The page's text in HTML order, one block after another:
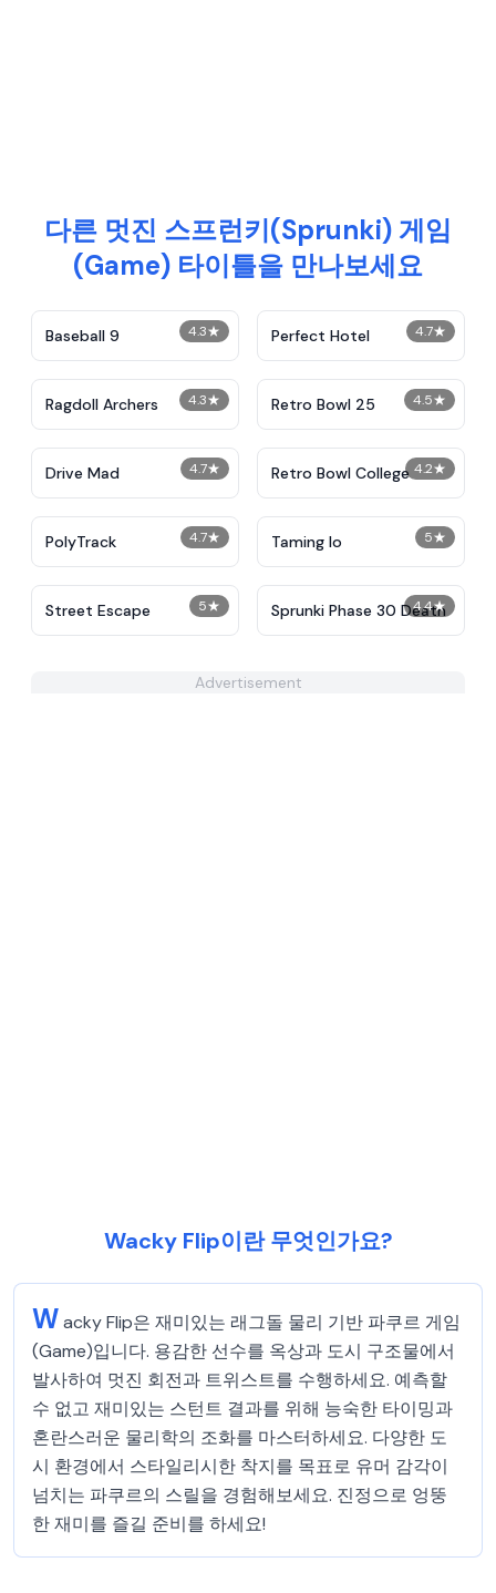
다른 멋진 스프런키(Sprunki) 게임
(Game) 타이틀을 만나보세요
4.3★
Baseball 9 4.7★
Perfect Hotel
4.3★
Ragdoll Archers 4.5★
Retro Bowl 25
4.7★
Drive Mad 4.2★
Retro Bowl College
4.7★
PolyTrack 5★
Taming Io
5★
Street Escape 4.4★
Sprunki Phase 30 Death
Advertisement
Wacky Flip이란 무엇인가요?
Wacky Flip은 재미있는 래그돌 물리 기반 파쿠르 게임
(Game)입니다. 용감한 선수를 옥상과 도시 구조물에서
발사하여 멋진 회전과 트위스트를 수행하세요. 예측할
수 없고 재미있는 스턴트 결과를 위해 능숙한 타이밍과
혼란스러운 물리학의 조화를 마스터하세요. 다양한 도
시 환경에서 스타일리시한 착지를 목표로 유머 감각이
넘치는 파쿠르의 스릴을 경험해보세요. 진정으로 엉뚱
한 재미를 즐길 준비를 하세요!